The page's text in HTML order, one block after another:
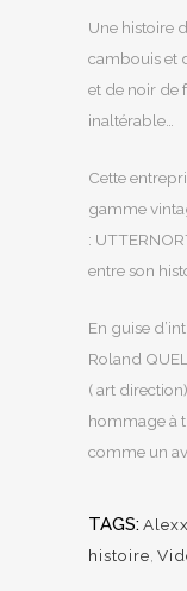
Une histoire
cambouis et
et de noir de
inaltérable…
Cette
gamme
:
entre son
En guise
Roland
( art
hommage à
comme un
TAGS:
histoire